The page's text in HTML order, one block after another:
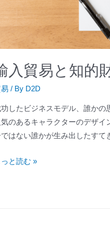
入貿易と知的
/ By D2D
功したビジネスモデル、誰かの
気のあるキャラクターのデザ
はない誰かが生み出したす
っと読む »